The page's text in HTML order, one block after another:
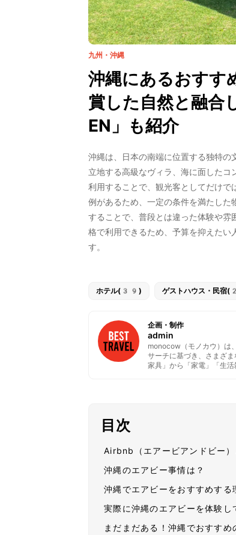
九州・沖縄
沖縄にあるおすす
賞した自然と融
EN」も紹介
沖縄は、日本の南端に位置する独特の
立地する高級なヴィラ、海に面した
利用することで、観光客としてだけで
例があるため、一定の条件を満たした
することで、普段とは違った体験や雰
格で利用できるため、予算を抑えたい
す。
ホテル(39) ゲストハウス・民宿
企画・制作
admin
monocow（モノカウ）は
サーチに基づき、さまざ
家具」から「家電」「生
目次
Airbnb（エアービアンドビー）
沖縄のエアビー事情は？
沖縄でエアビーをおすすめする
実際に沖縄のエアビーを体験し
まだまだある！沖縄でおすす